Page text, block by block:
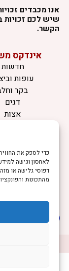
לאחסון וגישה למידע
דפוסי גלישה או
מהתכונות והפונקציות.
מכבדים זכויות
לכם זכויות בו,
אינדקס
חדשות
עופות וביצים
בקר וחלב
דגים
אצות